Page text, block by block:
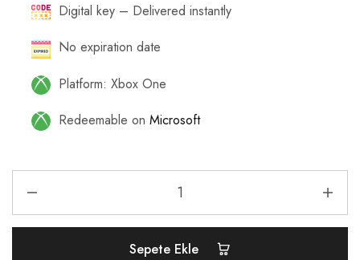
Digital key – Delivered instantly
No expiration date
Platform: Xbox One
Redeemable on Microsoft
Sepete Ekle